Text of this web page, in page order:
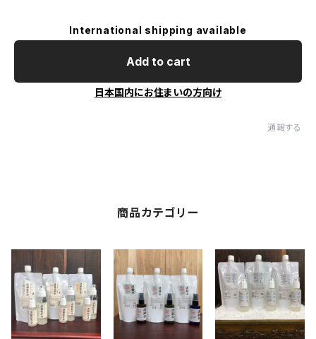
International shipping available
Add to cart
日本国内にお住まいの方向け
通報する
商品カテゴリー